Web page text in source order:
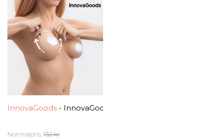
InnovaGoods - InnovaGoods Usynlige Brystforstørrense
Normalpris:132 kr